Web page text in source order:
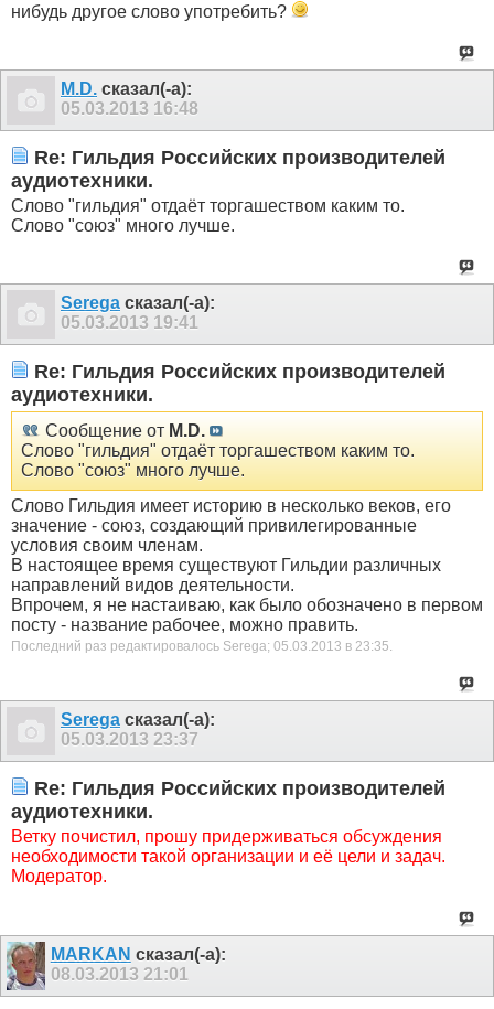
нибудь другое слово употребить?
M.D. сказал(-а):
05.03.2013 16:48
Re: Гильдия Российских производителей
аудиотехники.
Слово "гильдия" отдаёт торгашеством каким то.
Слово "союз" много лучше.
Serega сказал(-а):
05.03.2013 19:41
Re: Гильдия Российских производителей
аудиотехники.
Сообщение от M.D.
Слово "гильдия" отдаёт торгашеством каким то.
Слово "союз" много лучше.
Слово Гильдия имеет историю в несколько веков, его
значение - союз, создающий привилегированные
условия своим членам.
В настоящее время существуют Гильдии различных
направлений видов деятельности.
Впрочем, я не настаиваю, как было обозначено в первом
посту - название рабочее, можно править.
Последний раз редактировалось Serega; 05.03.2013 в 23:35.
Serega сказал(-а):
05.03.2013 23:37
Re: Гильдия Российских производителей
аудиотехники.
Ветку почистил, прошу придерживаться обсуждения
необходимости такой организации и её цели и задач.
Модератор.
MARKAN сказал(-а):
08.03.2013 21:01